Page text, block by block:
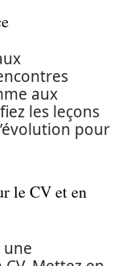
aux
les leçons
pour
le CV et en
une